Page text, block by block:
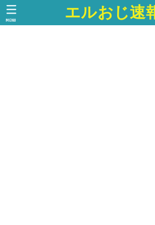
エルおじ速
MENU